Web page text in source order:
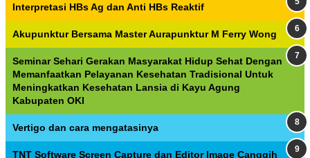
Interpretasi HBs Ag dan Anti HBs Reaktif
Akupunktur Bersama Master Aurapunktur M Ferry Wong
Seminar Sehari Gerakan Masyarakat Hidup Sehat Dengan
Memanfaatkan Pelayanan Kesehatan Tradisional Untuk
Meningkatkan Kesehatan Lansia di Kayu Agung
Kabupaten OKI
Vertigo dan cara mengatasinya
TNT Software Screen Capture dan Editor Image Canggih